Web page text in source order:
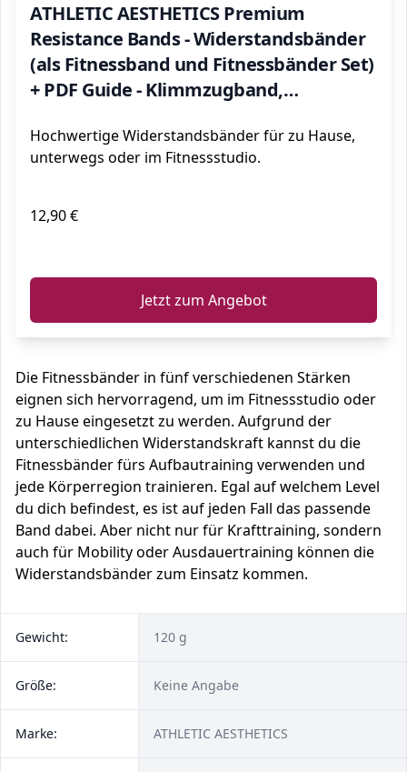
ATHLETIC AESTHETICS Premium
Resistance Bands - Widerstandsbänder
(als Fitnessband und Fitnessbänder Set)
+ PDF Guide - Klimmzugband,
Gummiband für Sport & Training
Hochwertige Widerstandsbänder für zu Hause,
unterwegs oder im Fitnessstudio.
12,90 €
Jetzt zum Angebot
Die Fitnessbänder in fünf verschiedenen Stärken
eignen sich hervorragend, um im Fitnessstudio oder
zu Hause eingesetzt zu werden. Aufgrund der
unterschiedlichen Widerstandskraft kannst du die
Fitnessbänder fürs Aufbautraining verwenden und
jede Körperregion trainieren. Egal auf welchem Level
du dich befindest, es ist auf jeden Fall das passende
Band dabei. Aber nicht nur für Krafttraining, sondern
auch für Mobility oder Ausdauertraining können die
Widerstandsbänder zum Einsatz kommen.
Gewicht: 120 g
Größe: Keine Angabe
Marke: ATHLETIC AESTHETICS